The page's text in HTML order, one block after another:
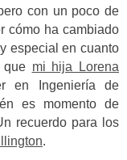
con un poco de
cómo ha cambiado
especial en cuanto
mi hija Lorena
en Ingeniería de
es momento de
recuerdo para los
.